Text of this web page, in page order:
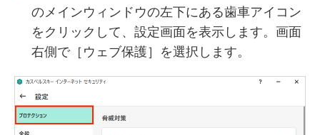
のメインウィンドウの左下にある歯車アイコン
をクリックして、設定画面を表示します。画面
右側で［ウェブ保護］を選択します。